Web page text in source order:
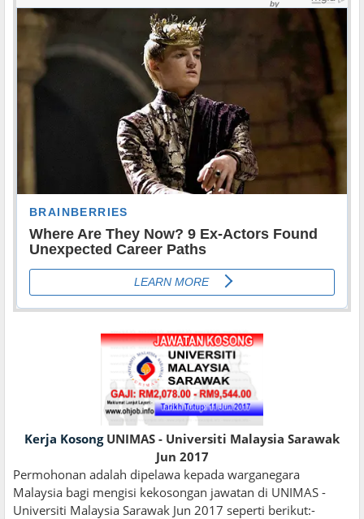
Kerja KosongUNIMAS - Universiti Malaysia Sarawak
Jun 2017
Permohonan adalah dipelawa kepada warganegara
Malaysia bagi mengisi kekosongan jawatan di UNIMAS -
Universiti Malaysia Sarawak Jun 2017 seperti berikut:-